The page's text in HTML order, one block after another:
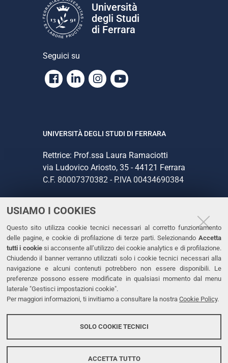
USIAMO I COOKIES
Questo sito utilizza cookie tecnici necessari al corretto funzionamento
delle pagine, e cookie di profilazione di terze parti. Selezionando Accetta
tutti i cookiesi acconsente all’utilizzo dei cookie analytics e di profilazione.
Chiudendo il banner verranno utilizzati solo i cookie tecnici necessari alla
navigazione e alcuni contenuti potrebbero non essere disponibili. Le
preferenze possono essere modificate in qualsiasi momento dal menu
laterale "Gestisci impostazioni cookie".
Per maggiori informazioni, ti invitiamo a consultare la nostra Cookie Policy.
SOLO COOKIE TECNICI
ACCETTA TUTTO
Università
degli Studi
di Ferrara
Seguici su
Facebook
LinkedinInstagram
Youtube
UNIVERSITÀ DEGLI STUDI DI FERRARA
Rettrice: Prof.ssa Laura Ramaciotti
via Ludovico Ariosto, 35 - 44121 Ferrara
C.F. 80007370382 - P.IVA 00434690384
CONTATTI
Tel. +39 0532 293111
Fax. +39 0532 293031
PEC
LINKS
Dichiarazione di accessibilità
Protezione dati personali